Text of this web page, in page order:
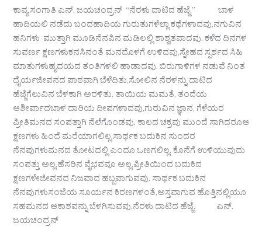
ಕಾವ್ಯ ಸಂಗಾತಿ ಎನ್. ಜಯಚಂದ್ರನ್ “ನೆರಳು ದಾಟಿದ ಹೆಜ್ಜೆ.” ಬಾಳ
ಹಾದಿಯಲಿ ನಡೆದು ಬಂದಹಾದಿಯ ಗುರುತುಗಳೆಲ್ಲಾ ಕಥೆಗಳಾದವು,ನಗುವಿನ
ಹನಿಗಳು ಮುತ್ತಾಗಿ ಮೂಡಿನೆನಪಿನ ಮಡಿಲಲ್ಲಿ ಶಾಶ್ವತವಾದವು. ಕಳೆದ ದಿನಗಳ
ಸುವರ್ಣ ಕ್ಷಣಗಳುಕನಸಿನಂತೆ ಮನದೊಳಗೆ ಉಳಿದವು,ಸ್ನೇಹದ ಸ್ಪರ್ಶದ ಸಿಹಿ
ಮಾತುಗಳುಹೃದಯದ ತಂತಿಗಳಲಿ ಹಾಡಾದವು. ಬಿರುಗಾಳಿಗಳ ನಡುವೆ ನಿಂತ
ಧೈರ್ಯಜೀವನದ ಪಾಠವಾಗಿ ಬೆಳೆದಿತು,ಸೋಲಿನ ನೆರಳನ್ನು ದಾಟಿದ
ಹೆಜ್ಜೆಗೆಲುವಿನ ಬೆಳಕಾಗಿ ಅರಳಿತು. ತಾಯಿಯ ಮಮತೆ, ತಂದೆಯ
ಆಶೀರ್ವಾದಬಾಳ ದಾರಿಯ ದೀಪಗಳಾದವು,ಗುರುವಿನ ಜ್ಞಾನ, ಗೆಳೆಯರ
ಪ್ರೀತಿಮನದ ಸಂಪತ್ತಾಗಿ ನೆಲೆಗೊಂಡವು. ಕಾಲದ ಚಕ್ರವು ಮುಂದೆ ಸಾಗಿದರೂಆ
ಕ್ಷಣಗಳು ಹಿಂದೆ ಮರೆಯಾಗಲಿಲ್ಲ,ಸಾರ್ಥಕ ಬದುಕಿನ ಸುಂದರ
ನೆನಪುಗಳುಮನದ ತೋಟದಲ್ಲಿ ಎಂದೂ ಒಣಗಲಿಲ್ಲ. ಕೊನೆಗೆ ಉಳಿಯುವುದು
ಸಂಪತ್ತು ಅಲ್ಲ,ಹೆಸರಿನ ವೈಭವವೂ ಅಲ್ಲ,ಪ್ರೀತಿಯಿಂದ ಬದುಕಿದ
ಕ್ಷಣಗಳೇಜೀವನದ ನಿಜವಾದ ಹಬ್ಬವಾಗುವವು. ಸಾರ್ಥಕ ಬದುಕಿನ
ನೆನಪುಗಳುಸಂಜೆಯ ಸೂರ್ಯನ ಕಿರಣಗಳಂತೆ,ಅಸ್ತವಾಗುವ ಹೊತ್ತಿನಲ್ಲಿಯೂ
ಸಹಮನದ ಆಕಾಶವನ್ನು ಬೆಳಗಿಸುವವು.ನೆರಳು ದಾಟಿದ ಹೆಜ್ಜೆ. ಎನ್.
ಜಯಚಂದ್ರನ್